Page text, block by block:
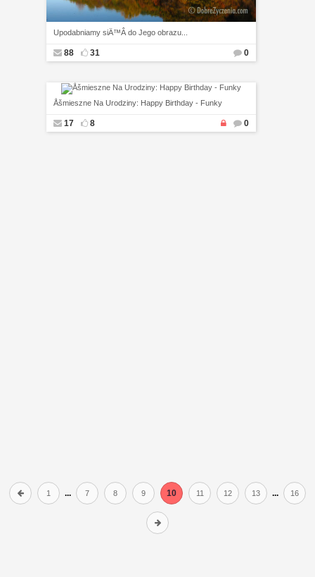
Upodabniamy siÄ™Â do Jego obrazu...
88 31 0
Åšmieszne Na Urodziny: Happy Birthday - Funky
17 8 0
1 ... 7 8 9 10 11 12 13 ... 16